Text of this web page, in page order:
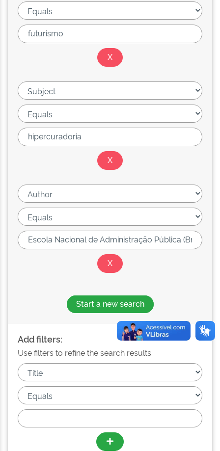
Start a new search
Add filters:
Use filters to refine the search results.